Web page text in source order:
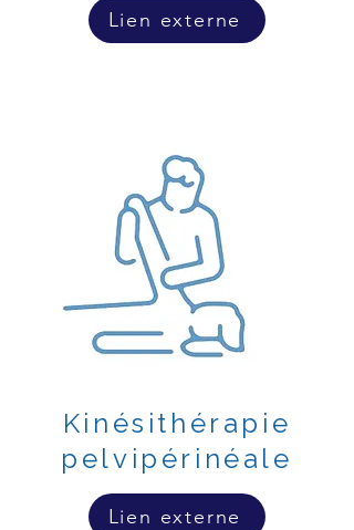
Lien externe
Kinésithérapie
pelvipérinéale
Lien externe